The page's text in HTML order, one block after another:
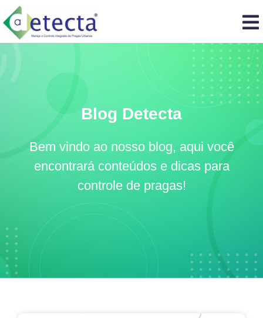
Blog Detecta
Bem vindo ao nosso blog, aqui você
encontrará conteúdos e dicas para
controle de pragas!